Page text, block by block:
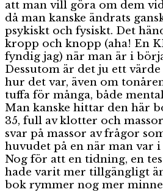
att man vill göra om dem
då man kanske ändrats
psykiskt och fysiskt. Det
kropp och knopp (aha! En
fyndig jag) när man är i
Dessutom är det ju ett
hur det var, även om
tuffa för många, både
Man kanske hittar den här
35, full av klotter och
svar på massor av frågor
huvudet på en när man var
Nog för att en tidning, en
hade varit mer tillgängligt
bok rymmer nog mer